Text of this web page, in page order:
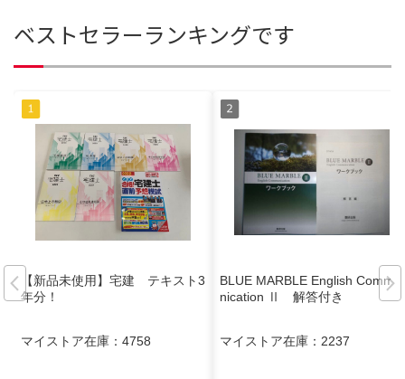
ベストセラーランキングです
【新品未使用】宅建 テキスト3
年分！
マイストア在庫： 4758
BLUE MARBLE English Commu
nication Ⅱ 解答付き
マイストア在庫： 2237